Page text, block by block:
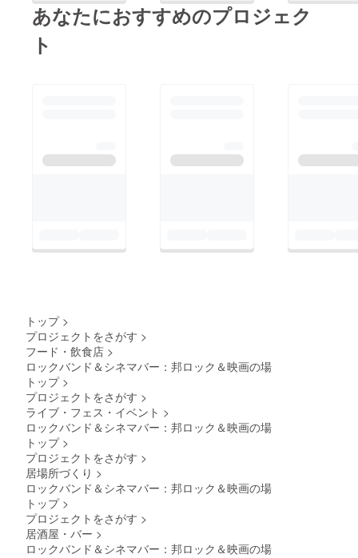
あなたにおすすめのプロジェク
ト
トップ >
プロジェクトをさがす >
フード・飲食店 >
ロックバンド＆シネマバー：邦ロック＆映画の場
トップ >
プロジェクトをさがす >
ライブ・フェス・イベント >
ロックバンド＆シネマバー：邦ロック＆映画の場
トップ >
プロジェクトをさがす >
居場所づくり >
ロックバンド＆シネマバー：邦ロック＆映画の場
トップ >
プロジェクトをさがす >
居酒屋・バー >
ロックバンド＆シネマバー：邦ロック＆映画の場